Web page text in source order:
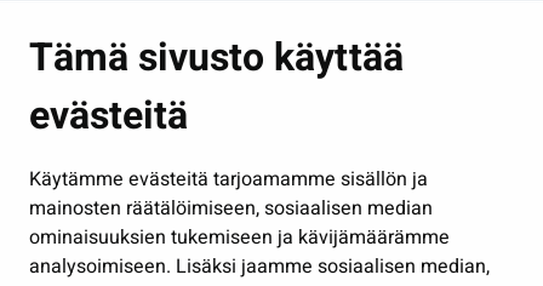
Tämä sivusto käyttää
evästeitä
Käytämme evästeitä tarjoamamme sisällön ja
mainosten räätälöimiseen, sosiaalisen median
ominaisuuksien tukemiseen ja kävijämäärämme
analysoimiseen. Lisäksi jaamme sosiaalisen median,
Kasvatus ja opetus
Kulttuuri ja liikunta
Työ ja yrittäminen
Osallistu ja asioi
Näytä omat evästeasetukseni